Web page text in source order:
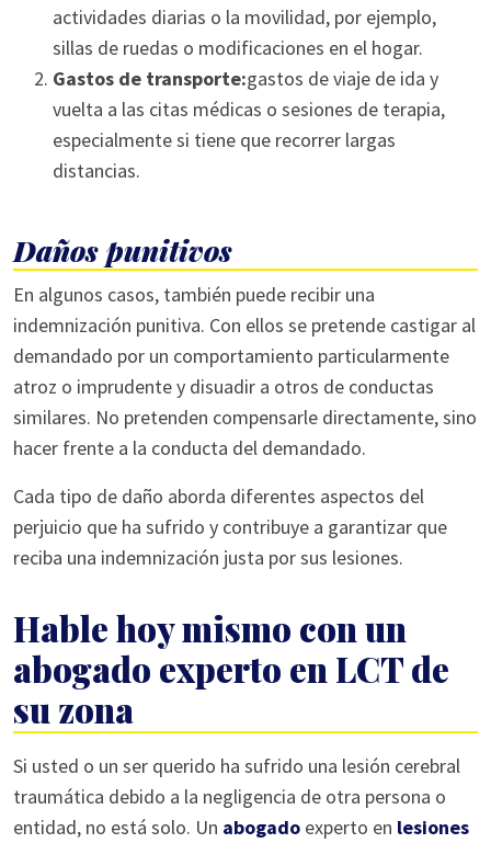
actividades diarias o la movilidad, por ejemplo,
sillas de ruedas o modificaciones en el hogar.
Gastos de transporte:gastos de viaje de ida y
vuelta a las citas médicas o sesiones de terapia,
especialmente si tiene que recorrer largas
distancias.
Daños punitivos
En algunos casos, también puede recibir una
indemnización punitiva. Con ellos se pretende castigar al
demandado por un comportamiento particularmente
atroz o imprudente y disuadir a otros de conductas
similares. No pretenden compensarle directamente, sino
hacer frente a la conducta del demandado.
Cada tipo de daño aborda diferentes aspectos del
perjuicio que ha sufrido y contribuye a garantizar que
reciba una indemnización justa por sus lesiones.
Hable hoy mismo con un
abogado experto en LCT de
su zona
Si usted o un ser querido ha sufrido una lesión cerebral
traumática debido a la negligencia de otra persona o
entidad, no está solo. Un abogado experto en lesiones